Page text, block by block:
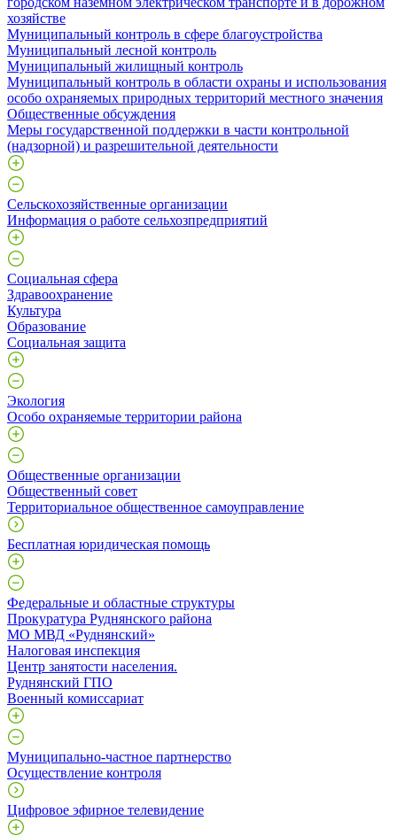
хозяйстве
Муниципальный контроль в сфере благоустройства
Муниципальный лесной контроль
Муниципальный жилищный контроль
Муниципальный контроль в области охраны и использования
особо охраняемых природных территорий местного значения
Общественные обсуждения
Меры государственной поддержки в части контрольной
(надзорной) и разрешительной деятельности
Сельскохозяйственные организации
Информация о работе сельхозпредприятий
Социальная сфера
Здравоохранение
Культура
Образование
Социальная защита
Экология
Особо охраняемые территории района
Общественные организации
Общественный совет
Территориальное общественное самоуправление
Бесплатная юридическая помощь
Федеральные и областные структуры
Прокуратура Руднянского района
МО МВД «Руднянский»
Налоговая инспекция
Центр занятости населения.
Руднянский ГПО
Военный комиссариат
Муниципально-частное партнерство
Осуществление контроля
Цифровое эфирное телевидение